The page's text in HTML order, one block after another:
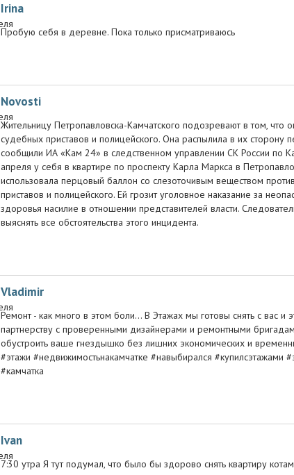
Irina
Пробую себя в деревне. Пока только присматриваюсь
Novosti
Жительницу Петропавловска-Камчатского подозревают в том, что
судебных приставов и полицейского. Она распылила в их сторону
сообщили ИА «Кам 24» в следственном управлении СК России по
апреля у себя в квартире по проспекту Карла Маркса в
использовала перцовый баллон со слезоточивым веществом
приставов и полицейского. Ей грозит уголовное наказание за
здоровья насилие в отношении представителей власти.
выяснять все обстоятельства этого инцидента.
Vladimir
Ремонт - как много в этом боли... В Этажах мы готовы снять с вас и
партнерству с проверенными дизайнерами и ремонтными
обустроить ваше гнездышко без лишних экономических и
#этажи #недвижимостьнакамчатке #навыбирался #купилсэтажами
#камчатка
Ivan
7:30 утра Я тут подумал, что было бы здорово снять квартиру